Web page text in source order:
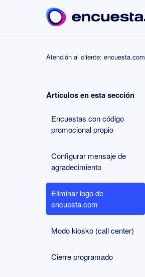
Atención al cliente: encuesta.com
Artículos en esta sección
Encuestas con código
promocional propio
Configurar mensaje de
agradecimiento
Eliminar logo de
encuesta.com
Modo kiosko (call center)
Cierre programado